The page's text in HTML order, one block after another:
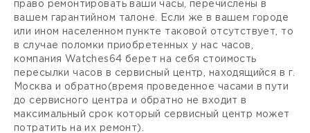
право ремонтировать ваши часы, перечислены в
вашем гарантийном талоне. Если же в вашем городе
или ином населенном пункте таковой отсутствует, то
в случае поломки приобретенных у нас часов,
компания Watches64 берет на себя стоимость
пересылки часов в сервисный центр, находящийся в г.
Москва и обратно(время проведенное часами в пути
до сервисного центра и обратно не входит в
максимальный срок который сервисный центр может
потратить на их ремонт).